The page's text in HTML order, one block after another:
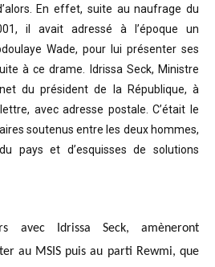
En effet, suite au naufrage du
il avait adressé à l’époque un
Wade, pour lui présenter ses
à ce drame. Idrissa Seck, Ministre
du président de
la République, à
avec adresse postale. C’était le
soutenus entre les deux hommes,
du pays et d’esquisses de solutions
avec Idrissa Seck, amèneront
au MSIS puis au parti Rewmi, que